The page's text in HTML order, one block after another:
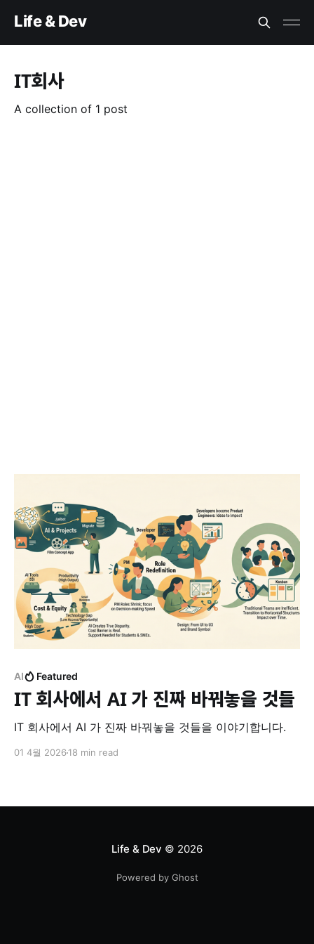
Life & Dev
IT회사
A collection of 1 post
AI Featured
IT 회사에서 AI 가 진짜 바꿔놓을 것들
IT 회사에서 AI 가 진짜 바꿔놓을 것들을 이야기합니다.
01 4월 2026 18 min read
Life & Dev © 2026
Powered by Ghost